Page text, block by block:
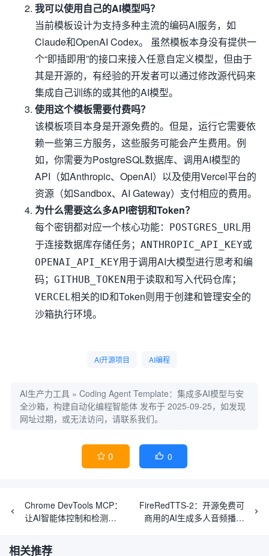
我可以使用自己的AI模型吗？
当前模板设计为支持多种主流的编码AI服务，如
Claude和OpenAI Codex。 虽然模板本身没有提供一
个“即插即用”的接口来接入任意自定义模型，但由于
其是开源的，有经验的开发者可以通过修改源代码来
集成自己训练的或其他的AI模型。
使用这个模板需要付费吗？
该模板项目本身是开源免费的。但是，运行它需要依
赖一些第三方服务，这些服务可能会产生费用。例
如，你需要为PostgreSQL数据库、调用AI模型的
API（如Anthropic、OpenAI）以及使用Vercel平台的
资源（如Sandbox、AI Gateway）支付相应的费用。
为什么需要这么多API密钥和Token？
每个密钥都对应一个核心功能：
POSTGRES_URL 用
于连接数据库存储任务； ANTHROPIC_API_KEY或
OPENAI_API_KEY用于调用AI大模型进行思考和编
码； GITHUB_TOKEN用于读取和写入代码仓库；
VERCEL 相关的ID和Token则用于创建和管理安全的
沙箱执行环境。
AI开源项目 AI编程
AI生产力工具 » Coding Agent Template：集成多AI模型与安
全沙箱，构建自动化编程智能体 发布于 2025-09-25，如发现
网址过期，或无法访问，请联系我们。
 0  0
Chrome DevTools MCP：
让AI智能体控制和检测
FireRedTTS-2：开源免费可
商用的AI生成多人音频播客
相关推荐